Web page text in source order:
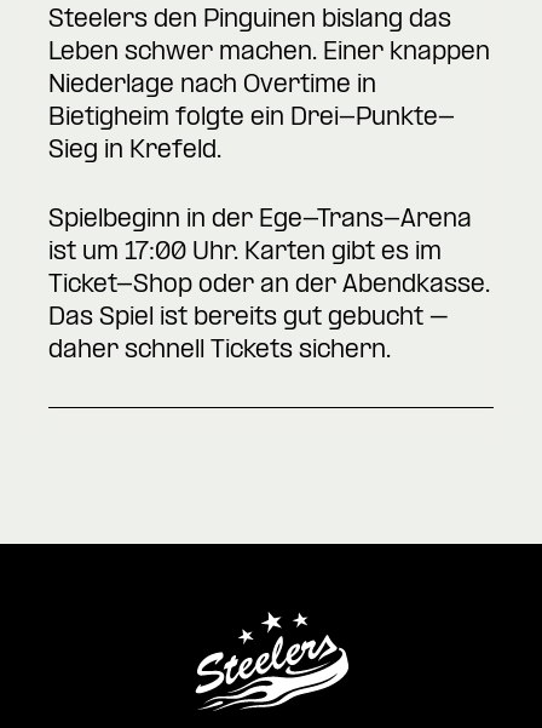
Steelers den Pinguinen bislang das
Leben schwer machen. Einer knappen
Niederlage nach Overtime in
Bietigheim folgte ein Drei-Punkte-
Sieg in Krefeld.
Spielbeginn in der Ege-Trans-Arena
ist um 17:00 Uhr. Karten gibt es im
Ticket-Shop oder an der Abendkasse.
Das Spiel ist bereits gut gebucht –
daher schnell Tickets sichern.